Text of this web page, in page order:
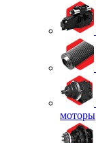
моторы